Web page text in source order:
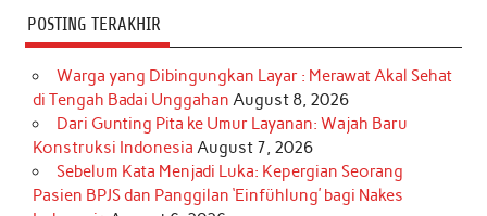
POSTING TERAKHIR
Warga yang Dibingungkan Layar : Merawat Akal Sehat
di Tengah Badai Unggahan August 8, 2026
Dari Gunting Pita ke Umur Layanan: Wajah Baru
Konstruksi Indonesia August 7, 2026
Sebelum Kata Menjadi Luka: Kepergian Seorang
Pasien BPJS dan Panggilan ‘Einfühlung’ bagi Nakes